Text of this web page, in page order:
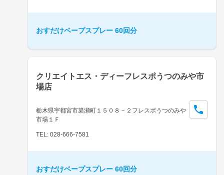
おすだけベープスプレー 60回分
クリエイトエス・ディーフレスポうつのみや市
場店
栃木県宇都宮市簗瀬町１５０８－２フレスポうつのみや
市場１Ｆ
TEL: 028-666-7581
おすだけベープスプレー 60回分